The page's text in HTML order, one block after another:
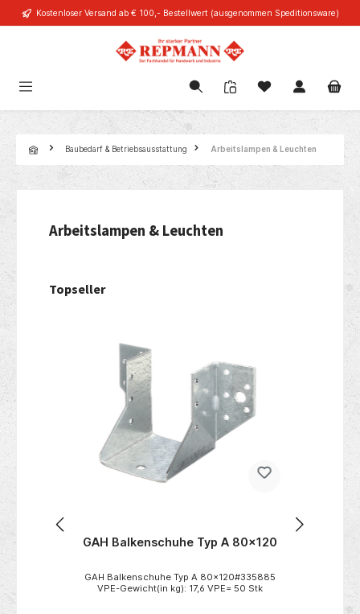
springenKostenloser Versand ab € 100,- Bestellwert (ausgenommen Speditionsware)
Baubedarf & Betriebsausstattung Arbeitslampen & Leuchten
Arbeitslampen & Leuchten
Topseller
-
GAH Balkenschuhe Typ A 80x120
GAH Balkenschuhe Typ A 80x120#335885
VPE-Gewicht(in kg): 17,6 VPE= 50 Stk
HM